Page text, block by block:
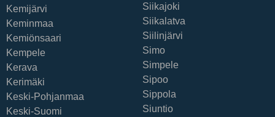
Kemijärvi
Keminmaa
Kemiönsaari
Kempele
Kerava
Kerimäki
Keski-Pohjanmaa
Keski-Suomi
Siikajoki
Siikalatva
Siilinjärvi
Simo
Simpele
Sipoo
Sippola
Siuntio